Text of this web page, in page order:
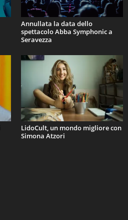
Annullata la data dello
spettacolo Abba Symphonic a
Seravezza
LidoCult, un mondo migliore con
Simona Atzori